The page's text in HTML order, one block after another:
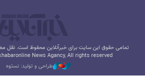
تمامی حقوق این سایت برای خبرآنلاین محفوظ است. نقل
News Agancy, All rights reserved
طراحی و تولید: نستوه